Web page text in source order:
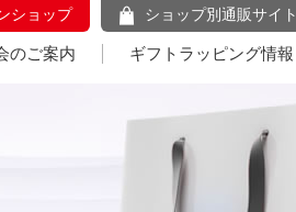
ショップ ショップ別通販サイト
のご案内 ギフトラッピング情報